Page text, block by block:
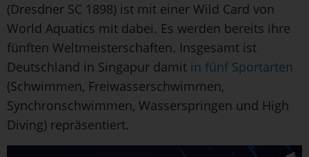
(Dresdner SC 1898) ist mit einer Wild Card von
World Aquatics mit dabei. Es werden bereits ihre
fünften Weltmeisterschaften. Insgesamt ist
Deutschland in Singapur damit in fünf Sportarten
(Schwimmen, Freiwasserschwimmen,
Synchronschwimmen, Wasserspringen und High
Diving) repräsentiert.